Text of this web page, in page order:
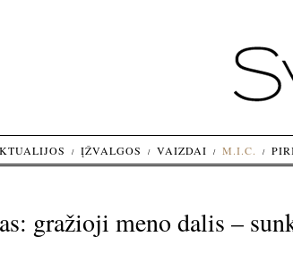
gražioji meno dalis –
ĮŽVALGOS VAIZDAI M.I.C.